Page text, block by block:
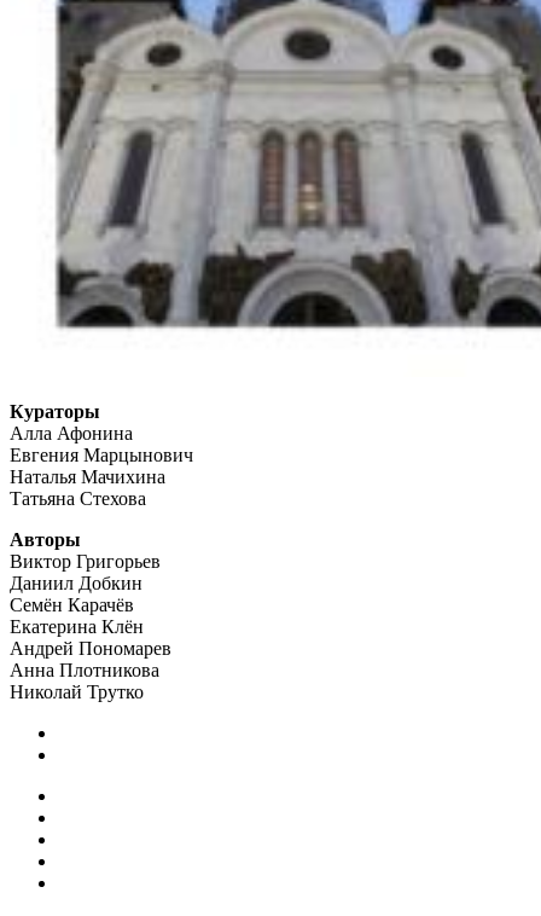
Кураторы
Алла Афонина
Евгения Марцынович
Наталья Мачихина
Татьяна Стехова
Авторы
Виктор Григорьев
Даниил Добкин
Семён Карачёв
Екатерина Клён
Андрей Пономарев
Анна Плотникова
Николай Трутко